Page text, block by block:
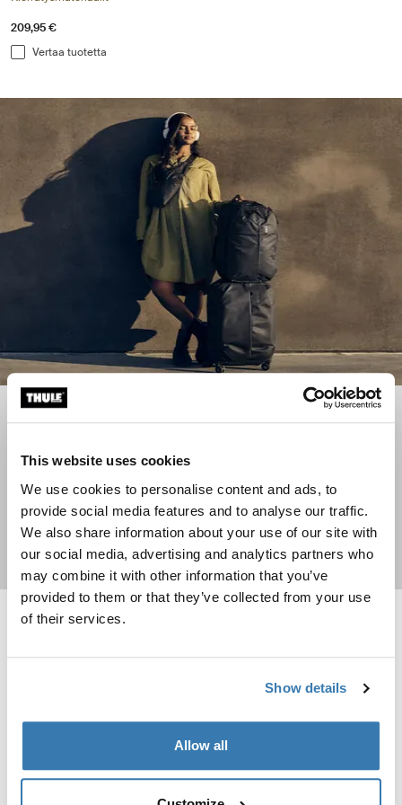
This website uses cookies
We use cookies to personalise content and ads, to
provide social media features and to analyse our traffic.
We also share information about your use of our site with
our social media, advertising and analytics partners who
may combine it with other information that you’ve
provided to them or that they’ve collected from your use
of their services.
Show details
Allow all
209,95 €
Vertaa tuotetta
Matkalaukkumallisto
matkalaukkukokoelmistamme
Osta nyt
209,95 €
Thule Subterra 2
materi...
199,95 €